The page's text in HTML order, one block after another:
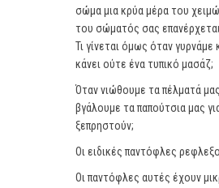
σώμα μια κρύα μέρα του
του σώματός σας
Τι γίνεται όμως όταν
κάνει ούτε ένα τυπικό μασάζ;
Όταν νιώθουμε τα πέλματά
βγάλουμε τα παπούτσια μας
ξεπρηστούν;
Οι ειδικές παντόφλες
Οι παντόφλες αυτές έχουν